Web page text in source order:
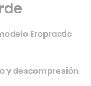
Eropractic
y descompresión